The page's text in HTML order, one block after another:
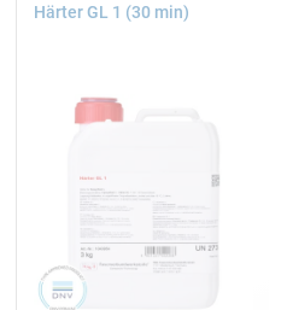
Härter GL 1 (30 min)